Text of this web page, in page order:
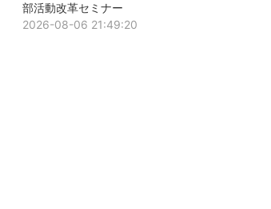
部活動改革セミナー
2026-08-06 21:49:20